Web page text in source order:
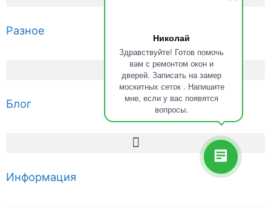
Николай
Здравствуйте! Готов помочь
вам с ремонтом окон и
дверей. Записать на замер
москитных сеток . Напишите
мне, если у вас появятся
вопросы.
Разное
Блог
Информация